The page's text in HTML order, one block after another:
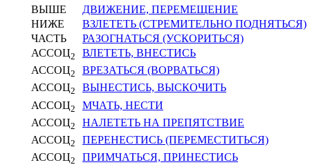
ВЫШЕ
ДВИЖЕНИЕ, ПЕРЕМЕЩЕНИЕ
НИЖЕ
ВЗЛЕТЕТЬ (СТРЕМИТЕЛЬНО ПОДНЯТЬСЯ)
ЧАСТЬ
РАЗОГНАТЬСЯ (УСКОРИТЬСЯ)
АССОЦ2
ВЛЕТЕТЬ, ВНЕСТИСЬ
АССОЦ2
ВРЕЗАТЬСЯ (ВОРВАТЬСЯ)
АССОЦ2
ВЫНЕСТИСЬ, ВЫСКОЧИТЬ
АССОЦ2
МЧАТЬ, НЕСТИ
АССОЦ2
НАЛЕТЕТЬ НА ПРЕПЯТСТВИЕ
АССОЦ2
ПЕРЕНЕСТИСЬ (ПЕРЕМЕСТИТЬСЯ)
АССОЦ2
ПРИМЧАТЬСЯ, ПРИНЕСТИСЬ